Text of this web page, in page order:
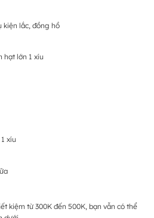
kiện lắc, đồng hồ
hạt lớn 1 xíu
xíu
kiệm từ 300K đến 500K, bạn vẫn có thể